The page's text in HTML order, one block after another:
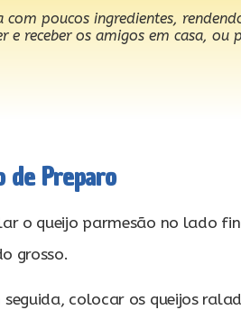
poucos ingredientes,
receber os amigos em casa, ou
de Preparo
o queijo parmesão no lado
grosso.
seguida, colocar os queijos